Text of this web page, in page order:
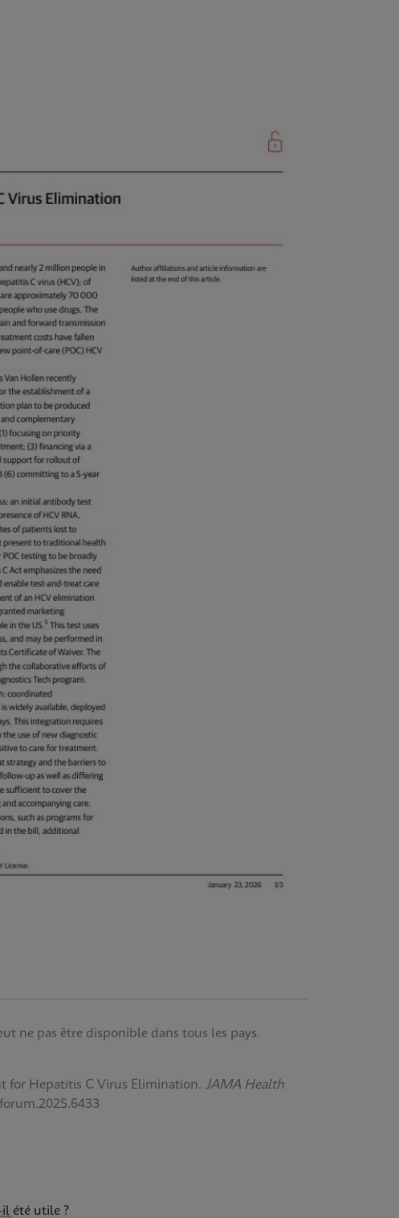
ne pas être disponible dans tous les pays.
for Hepatitis C Virus Elimination. JAMA Health
été utile ?